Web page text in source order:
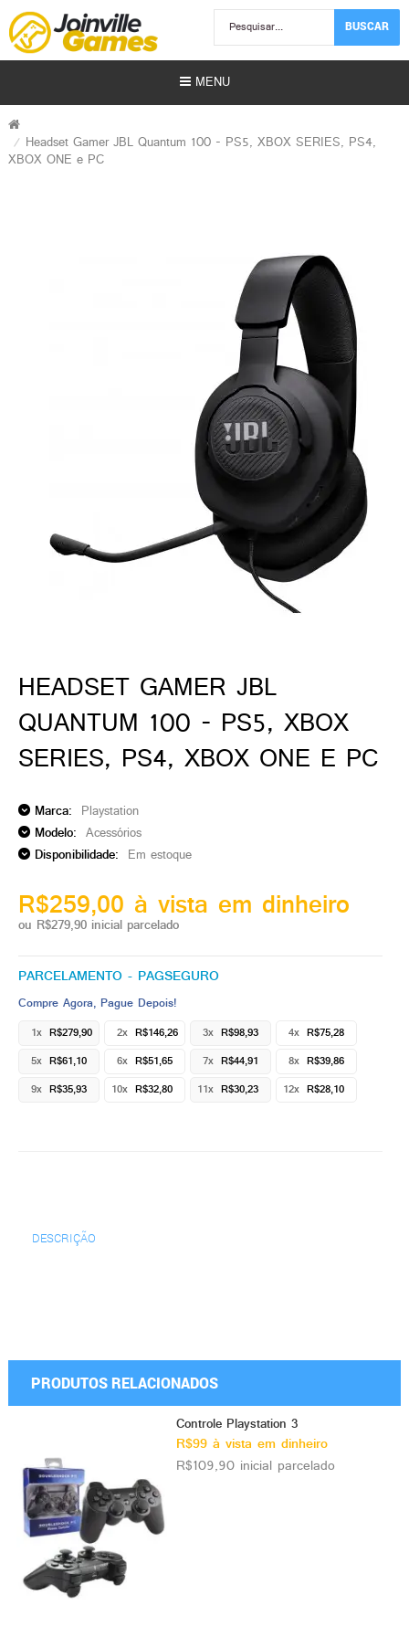
BUSCAR
MENU
Headset Gamer JBL Quantum 100 - PS5, XBOX SERIES, PS4,
XBOX ONE e PC
HEADSET GAMER JBL
QUANTUM 100 - PS5, XBOX
SERIES, PS4, XBOX ONE E PC
Marca: Playstation
Modelo: Acessórios
Disponibilidade: Em estoque
R$259,00 à vista em dinheiro
ou R$279,90 inicial parcelado
PARCELAMENTO - PAGSEGURO
Compre Agora, Pague Depois!
1x R$279,90 2x R$146,26 3x R$98,93 4x R$75,28
5x R$61,10 6x R$51,65 7x R$44,91 8x R$39,86
9x R$35,93 10x R$32,80 11x R$30,23 12x R$28,10
DESCRIÇÃO
PRODUTOS RELACIONADOS
Controle Playstation 3
R$99 à vista em dinheiro
R$109,90 inicial parcelado